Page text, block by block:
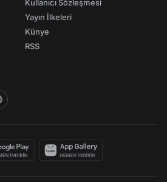
Kullanıcı Sözleşmesi
Yayın İlkeleri
Künye
RSS